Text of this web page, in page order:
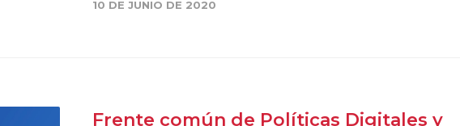
10 DE JUNIO DE 2020
Frente común de Políticas Digitales y